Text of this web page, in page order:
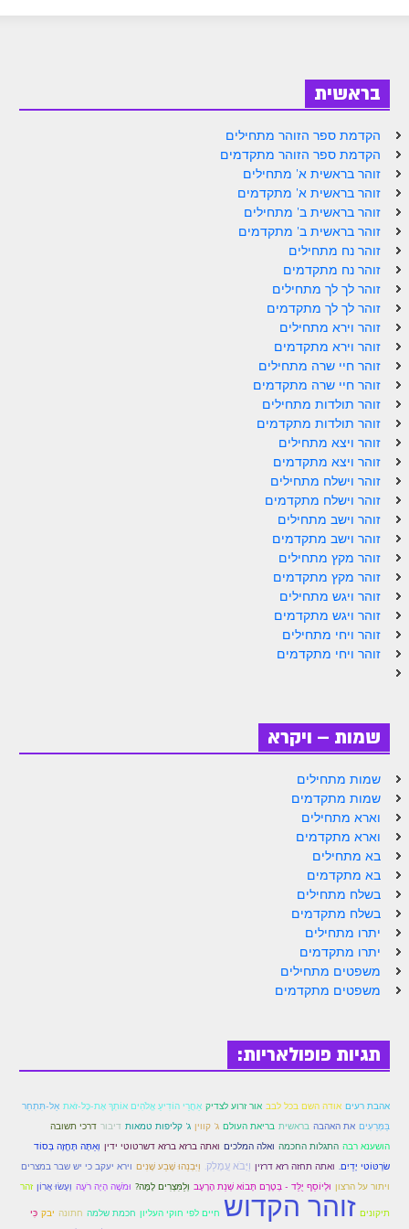
ספר הזוהר נח מתחילים
ספר הזוהר נח מתקדמים
ספר הזוהר לך לך מתחילים
ספר הזוהר לך לך מתקדמים
ספר הזוהר וירא מתחילים
ספר הזוהר וירא מתקדמים
ספר הזוהר חיי שרה מתחילים
ספר הזוהר חיי שרה מתקדמים
ספר הזוהר תולדות מתחילים
ספר הזוהר ויצא מתחילים
ספר הזוהר ויצא מתקדמים
ספר הזוהר וישלח מתחילים
הזוהר הקדוש וישלח מתקדמים
הזוהר הקדוש וישב מתחילים
הזוהר הקדוש וישב מתקדמים
הזוהר הקדוש מקץ מתחילים
הזוהר הקדוש ויגש מתקדמים
הזוהר הקדוש ויחי מתחילים
הזוהר הקדוש ויחי מתקדמים
ספר הזוהר – שמות
הזוהר הקדוש שמות מתחילים
הזוהר הקדוש שמות מתקדמים
הזוהר הקדוש וארא מתחילים
הזוהר הקדוש וארא מתקדמים
הזוהר הקדוש בא מתקדמים
הזוהר הקדוש בשלח מתקדמים
הזוהר הקדוש יתרו מתקדמים
בראשית
הקדמת ספר הזוהר מתחילים
הקדמת ספר הזוהר מתקדמים
זוהר בראשית א' מתחילים
זוהר בראשית א' מתקדמים
זוהר בראשית ב' מתחילים
זוהר בראשית ב' מתקדמים
זוהר נח מתחילים
זוהר נח מתקדמים
זוהר לך לך מתחילים
זוהר לך לך מתקדמים
זוהר וירא מתחילים
זוהר וירא מתקדמים
זוהר חיי שרה מתחילים
זוהר חיי שרה מתקדמים
זוהר תולדות מתחילים
זוהר תולדות מתקדמים
זוהר ויצא מתחילים
זוהר ויצא מתקדמים
זוהר וישלח מתחילים
זוהר וישלח מתקדמים
זוהר וישב מתחילים
זוהר וישב מתקדמים
זוהר מקץ מתחילים
זוהר מקץ מתקדמים
זוהר ויגש מתחילים
זוהר ויגש מתקדמים
זוהר ויחי מתחילים
זוהר ויחי מתקדמים
שמות – ויקרא
שמות מתחילים
שמות מתקדמים
וארא מתחילים
וארא מתקדמים
בא מתחילים
בא מתקדמים
בשלח מתחילים
בשלח מתקדמים
יתרו מתחילים
יתרו מתקדמים
משפטים מתחילים
משפטים מתקדמים
תגיות פופולאריות:
אהבת רעים אודה השם בכל לבב אור זרוע לצדיק אַחֲרֵי הוֹדִיעַ אֱלֹהִים אוֹתְךָ אֶת-כָּל-זֹאת אַל-תִּתְחַר
בַּמְּרֵעִים את האהבה בראשית בריאת העולם ג' קווין ג' קליפות טמאות דיבור דרכי תשובה
הושענא רבה התגלות החכמה ואלה המלכים ואתה ברזא ברזא דשרטוטי ידין וְאַתָּה תֶּחֱזֶה בְּסוֹד
שׂרְטּוֹטי יָדַיִם. ואתה תחזה רזא דרזין וַיָּבֹא עֲמָלֵק. וַיִּבְנֵהוּ שֶׁבַע שָׁנִים וירא יעקב כי יש שבר במצרים
ויתור על הרצון וּלְיוֹסֵף יֻלַּד - בְּטֶרֶם תָּבוֹא שְׁנַת הָרָעָב וְלַמִּצְרִים לָמָּה? וּמֹשֶׁה הָיָה רֹעֶה וְעָשׂוּ אֲרוֹן זהר
תיקונים זוהר הקדוש חיים לפי חוקי העליון חכמת שלמה חתונה יבק כִּי